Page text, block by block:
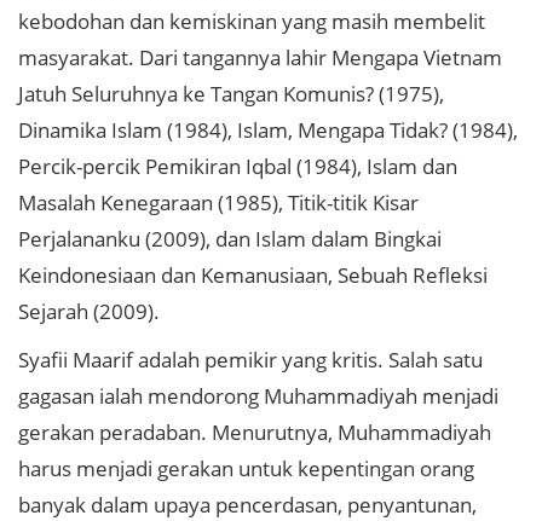
kebodohan dan kemiskinan yang masih membelit
masyarakat. Dari tangannya lahir Mengapa Vietnam
Jatuh Seluruhnya ke Tangan Komunis? (1975),
Dinamika Islam (1984), Islam, Mengapa Tidak? (1984),
Percik-percik Pemikiran Iqbal (1984), Islam dan
Masalah Kenegaraan (1985), Titik-titik Kisar
Perjalananku (2009), dan Islam dalam Bingkai
Keindonesiaan dan Kemanusiaan, Sebuah Refleksi
Sejarah (2009).
Syafii Maarif adalah pemikir yang kritis. Salah satu
gagasan ialah mendorong Muhammadiyah menjadi
gerakan peradaban. Menurutnya, Muhammadiyah
harus menjadi gerakan untuk kepentingan orang
banyak dalam upaya pencerdasan, penyantunan,